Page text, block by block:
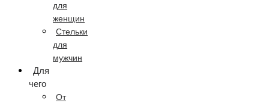
для
женщин
Стельки
для
мужчин
Для
чего
От